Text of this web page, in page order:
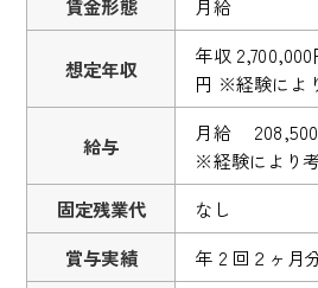
賃金形態
月給
想定年収
年収
円 ※経験によ
給与
月給
※経験により
固定残業代
なし
賞与実績
年 2 回２ヶ